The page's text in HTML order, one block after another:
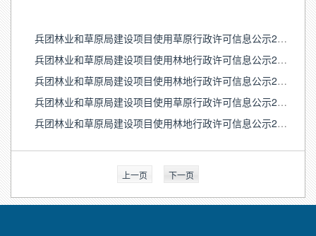
兵团林业和草原局建设项目使用草原行政许可信息公示20260122--20260211
兵团林业和草原局建设项目使用林地行政许可信息公示20260101-20260130（定）
兵团林业和草原局建设项目使用林地行政许可信息公示20251211-1231
兵团林业和草原局建设项目使用草原行政许可信息公示20250904--20251231
兵团林业和草原局建设项目使用林地行政许可信息公示20251106--20251204
上一页 下一页